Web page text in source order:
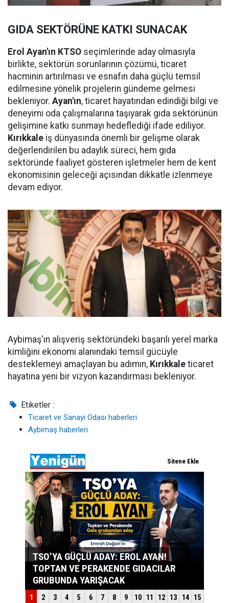
GIDA SEKTÖRÜNE KATKI SUNACAK
Erol Ayan'ın KTSO seçimlerinde aday olmasıyla
birlikte, sektörün sorunlarının çözümü, ticaret
hacminin artırılması ve esnafın daha güçlü temsil
edilmesine yönelik projelerin gündeme gelmesi
bekleniyor. Ayan'ın, ticaret hayatından edindiği bilgi ve
deneyimi oda çalışmalarına taşıyarak gıda sektörünün
gelişimine katkı sunmayı hedeflediği ifade ediliyor.
Kırıkkale iş dünyasında önemli bir gelişme olarak
değerlendirilen bu adaylık süreci, hem gıda
sektöründe faaliyet gösteren işletmeler hem de kent
ekonomisinin geleceği açısından dikkatle izlenmeye
devam ediyor.
Aybimaş'ın alışveriş sektöründeki başarılı yerel marka
kimliğini ekonomi alanındaki temsil gücüyle
desteklemeyi amaçlayan bu adımın, Kırıkkale ticaret
hayatına yeni bir vizyon kazandırması bekleniyor.
Etiketler :
Ticaret ve Sanayi Odası haberleri
Aybimaş haberleri